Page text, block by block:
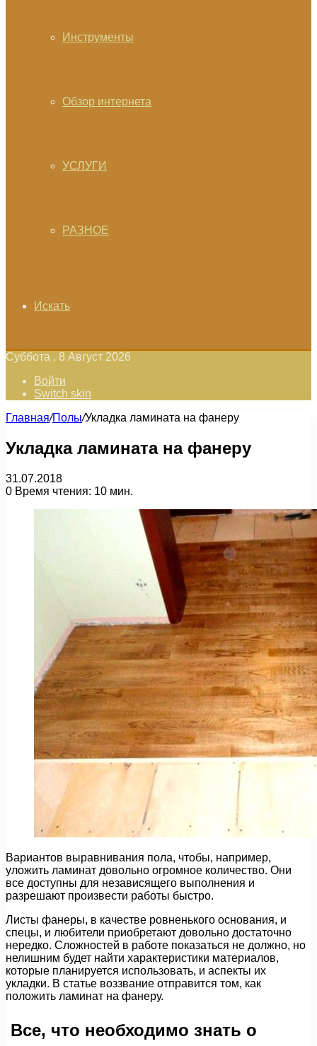
Инструменты
Обзор интернета
УСЛУГИ
РАЗНОЕ
Искать
Суббота , 8 Август 2026
Войти
Switch skin
Главная/Полы/Укладка ламината на фанеру
Укладка ламината на фанеру
31.07.2018
0 Время чтения: 10 мин.
Вариантов выравнивания пола, чтобы, например,
уложить ламинат довольно огромное количество. Они
все доступны для независящего выполнения и
разрешают произвести работы быстро.
Листы фанеры, в качестве ровненького основания, и
спецы, и любители приобретают довольно достаточно
нередко. Сложностей в работе показаться не должно, но
нелишним будет найти характеристики материалов,
которые планируется использовать, и аспекты их
укладки. В статье воззвание отправится том, как
положить ламинат на фанеру.
Все, что необходимо знать о